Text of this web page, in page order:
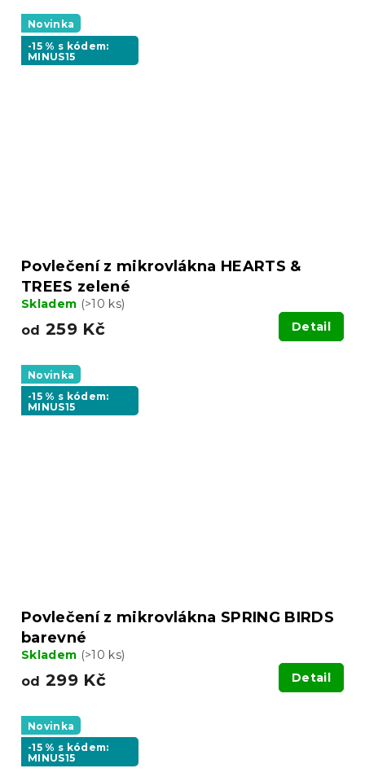
Novinka
-15 % s kódem:
MINUS15
Povlečení z mikrovlákna HEARTS &
TREES zelené
Skladem (>10 ks)
od 259 Kč Detail
Novinka
-15 % s kódem:
MINUS15
Povlečení z mikrovlákna SPRING BIRDS
barevné
Skladem (>10 ks)
od 299 Kč Detail
Novinka
-15 % s kódem:
MINUS15